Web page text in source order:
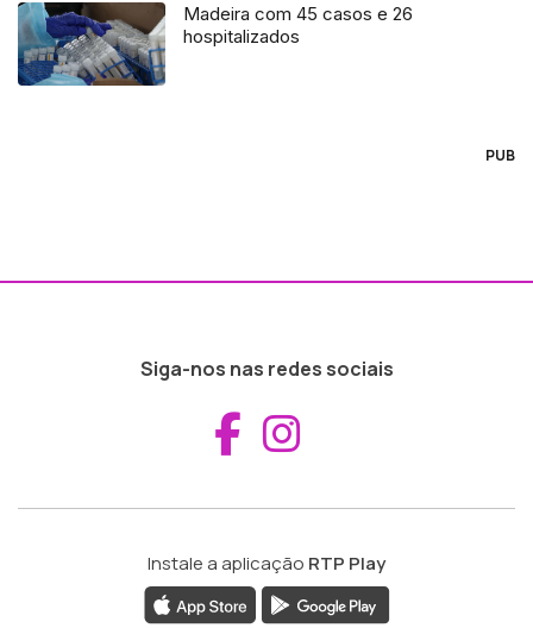
Madeira com 45 casos e 26
hospitalizados
PUB
Siga-nos nas redes sociais
Aceder ao
Instale a aplicação RTP Play